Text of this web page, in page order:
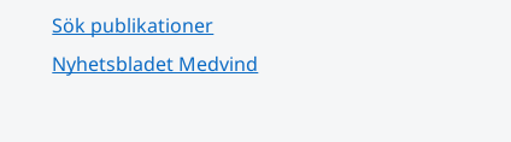
Sök publikationer
Nyhetsbladet Medvind